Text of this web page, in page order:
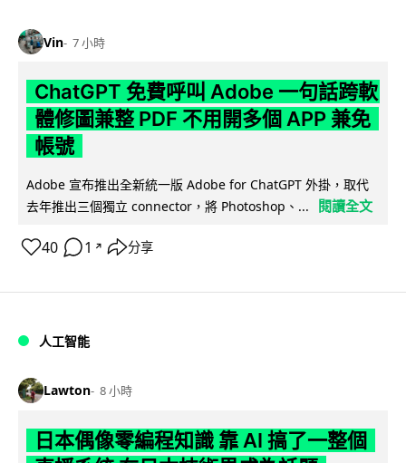
Vin 7 小時
ChatGPT 免費呼叫 Adobe 一句話跨軟
體修圖兼整 PDF 不用開多個 APP 兼免
帳號
Adobe 宣布推出全新統一版 Adobe for ChatGPT 外掛，取代
去年推出三個獨立 connector，將 Photoshop、...
閱讀全文
40 1 ↗ 分享
人工智能
Lawton 8 小時
日本偶像零編程知識 靠 AI 搞了一整個